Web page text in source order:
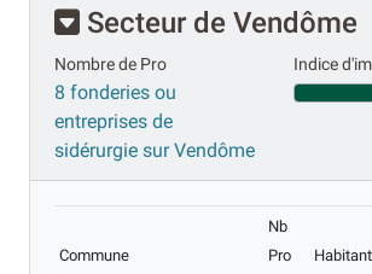
Secteur de Vendôme
Nombre de Pro
8 fonderies ou
entreprises de
sidérurgie sur Vendôme
Indice
Commune
Nb
Pro